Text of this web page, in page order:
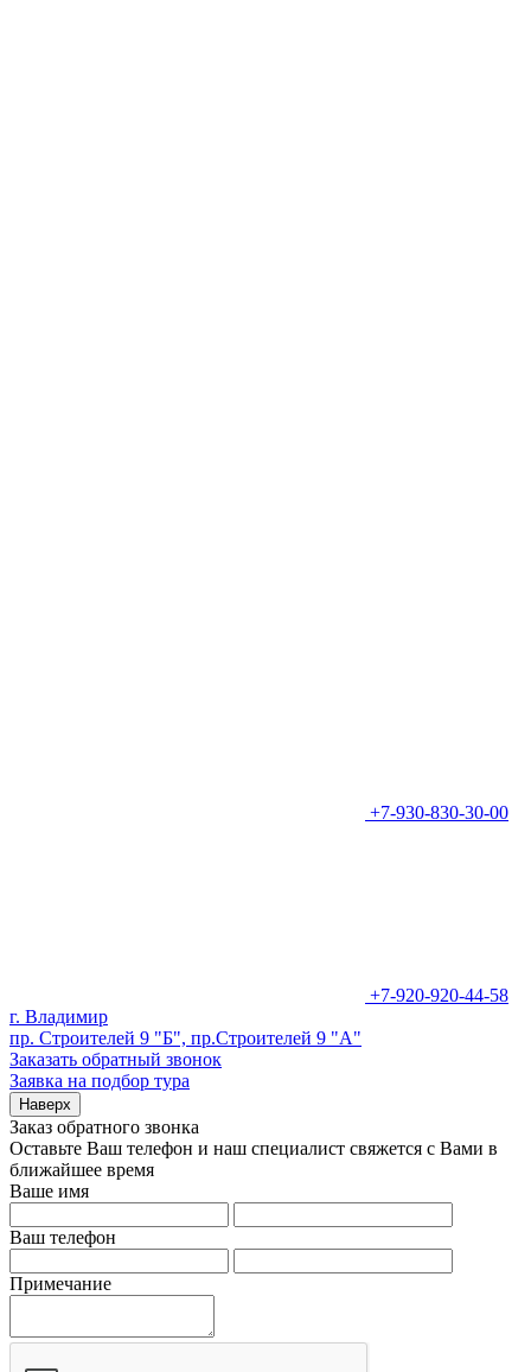
+7-930-830-30-00
+7-920-920-44-58
г. Владимир
пр. Строителей 9 "Б", пр.Строителей 9 "А"
Заказать обратный звонок
Заявка на подбор тура
Наверх
Заказ обратного звонка
Оставьте Ваш телефон и наш специалист свяжется с Вами в
ближайшее время
Ваше имя
Ваш телефон
Примечание